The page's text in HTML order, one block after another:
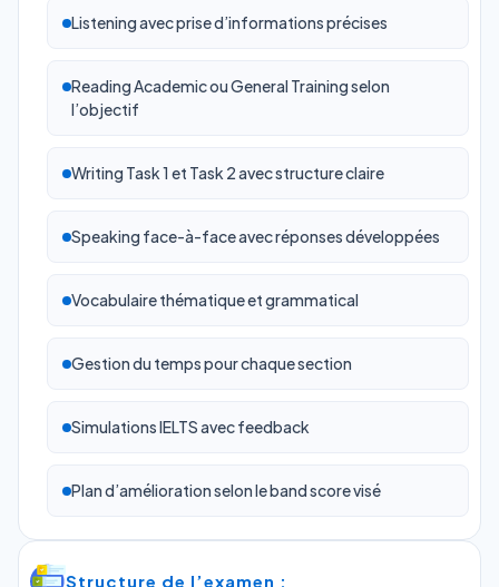
Listening avec prise d’informations précises
Reading Academic ou General Training selon
l’objectif
Writing Task 1 et Task 2 avec structure claire
Speaking face-à-face avec réponses développées
Vocabulaire thématique et grammatical
Gestion du temps pour chaque section
Simulations IELTS avec feedback
Plan d’amélioration selon le band score visé
Structure de l’examen :